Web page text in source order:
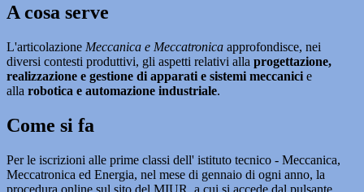
A cosa serve
L'articolazione Meccanica e Meccatronica approfondisce, nei
diversi contesti produttivi, gli aspetti relativi alla progettazione,
realizzazione e gestione di apparati e sistemi meccanici e
alla robotica e automazione industriale.
Come si fa
Per le iscrizioni alle prime classi dell' istituto tecnico - Meccanica,
Meccatronica ed Energia, nel mese di gennaio di ogni anno, la
procedura online sul sito del MIUR, a cui si accede dal pulsante